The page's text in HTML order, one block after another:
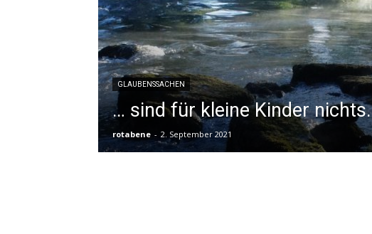
GLAUBENSSACHEN
… sind für kleine Kinder nichts.
rotabene - 2. September 2021